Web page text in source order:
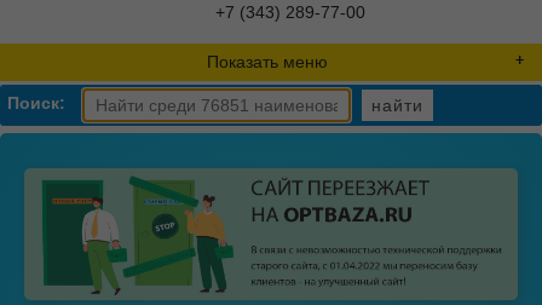
+7 (343) 289-77-00
Показать меню
Поиск: найти